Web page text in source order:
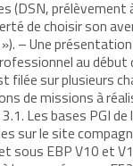
(DSN, prélèvement
de choisir son
– Une
au début
filée sur plusieurs
de missions à
Les bases PGI de
sur le site
sous EBP V10 et